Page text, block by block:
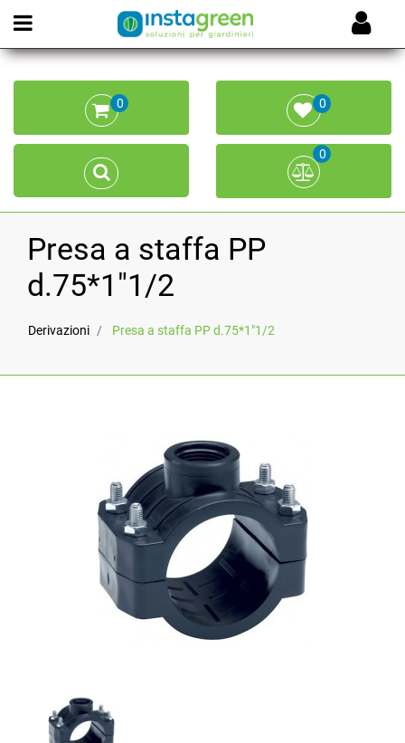
Open menu
0 0
0
Presa a staffa PP
d.75*1"1/2
Derivazioni Presa a staffa PP d.75*1"1/2